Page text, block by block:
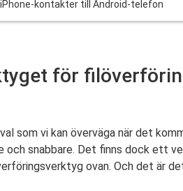
kontakter till Android-telefon
för
som vi kan överväga när det
och snabbare. Det finns dock ett
ovan. Och det är